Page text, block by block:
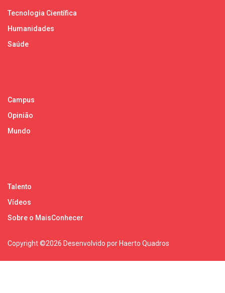
Tecnologia Científica
Humanidades
Saúde
Campus
Opinião
Mundo
Talento
Vídeos
Sobre o MaisConhecer
Copyright ©2026 Desenvolvido por Haerto Quadros